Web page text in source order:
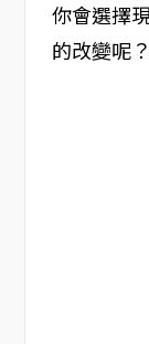
你會選擇
的改變呢？